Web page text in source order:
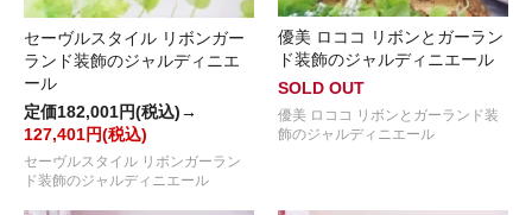
セーヴルスタイル リボンガー
ランド装飾のジャルディニエ
ール
定価182,001円(税込)→
127,401円(税込)
セーヴルスタイル リボンガーラン
ド装飾のジャルディニエール
優美 ロココ リボンとガーラン
ド装飾のジャルディニエール
SOLD OUT
優美 ロココ リボンとガーランド装
飾のジャルディニエール